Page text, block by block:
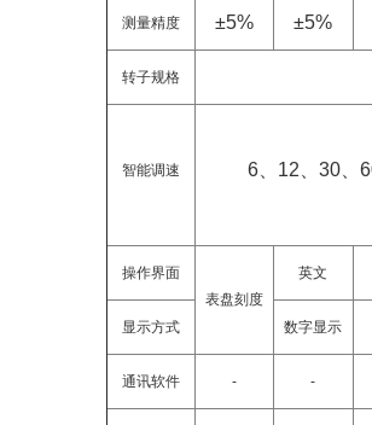
测量精度 ±5% ±5%
转子规格
智能调速 6 12 、30 、
操作界面
表盘刻度
英文
显示方式 数字显示
通讯软件 - -